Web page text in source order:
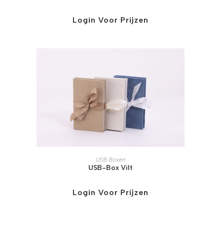
Login Voor Prijzen
USB Boxen
USB-Box Vilt
Login Voor Prijzen